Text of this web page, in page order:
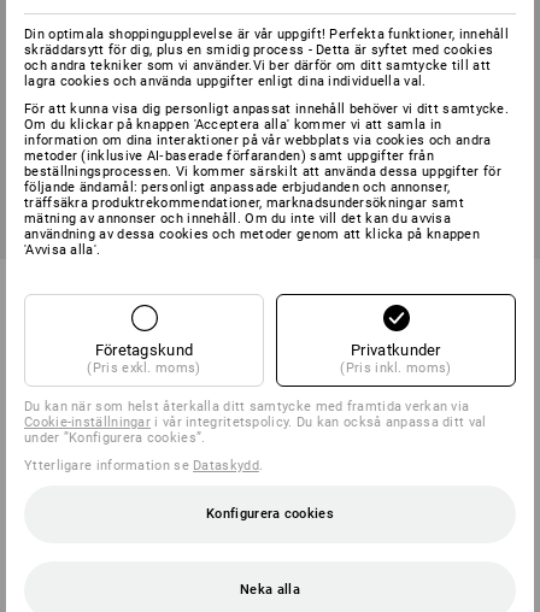
86,25 kr
(inkl. moms) från 5 Pack
86,25 kr
(inkl. moms) från 5 Pack
Du har redan sett 6 av 6 artiklar.
Din optimala shoppingupplevelse är vår uppgift! Perfekta funktioner, innehåll
skräddarsytt för dig, plus en smidig process - Detta är syftet med cookies
och andra tekniker som vi använder.Vi ber därför om ditt samtycke till att
lagra cookies och använda uppgifter enligt dina individuella val.
För att kunna visa dig personligt anpassat innehåll behöver vi ditt samtycke.
Om du klickar på knappen 'Acceptera alla' kommer vi att samla in
information om dina interaktioner på vår webbplats via cookies och andra
metoder (inklusive AI‑baserade förfaranden) samt uppgifter från
beställningsprocessen. Vi kommer särskilt att använda dessa uppgifter för
följande ändamål: personligt anpassade erbjudanden och annonser,
träffsäkra produktrekommendationer, marknadsundersökningar samt
mätning av annonser och innehåll. Om du inte vill det kan du avvisa
användning av dessa cookies och metoder genom att klicka på knappen
'Avvisa alla'.
Företagskund
(Pris exkl. moms)
Privatkunder
(Pris inkl. moms)
Du kan när som helst återkalla ditt samtycke med framtida verkan via
Cookie-inställningar i vår integritetspolicy. Du kan också anpassa ditt val
under ”Konfigurera cookies”.
Ytterligare information se Dataskydd.
Konfigurera cookies
Neka alla